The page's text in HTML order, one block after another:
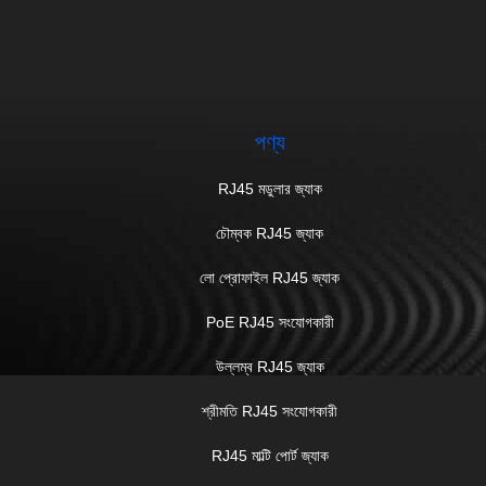
পণ্য
RJ45 মডুলার জ্যাক
চৌম্বক RJ45 জ্যাক
লো প্রোফাইল RJ45 জ্যাক
PoE RJ45 সংযোগকারী
উল্লম্ব RJ45 জ্যাক
শ্রীমতি RJ45 সংযোগকারী
RJ45 মাল্টি পোর্ট জ্যাক